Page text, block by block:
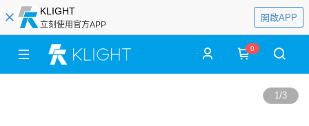
KLIGHT
立刻使用官方APP
開啟APP
0
1/3